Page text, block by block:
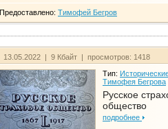
Предоставлено: Тимофей Бегров
13.05.2022 | 9 Кбайт | просмотров: 1418
Тип:
Тимофея Бегрова
Русское
общество
подробнее